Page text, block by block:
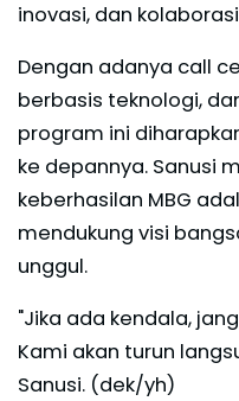
inovasi, dan
Dengan adanya call
berbasis teknologi,
program ini
ke depannya. Sanusi
keberhasilan MBG
mendukung visi
unggul.
"Jika ada kendala,
Kami akan turun
Sanusi. (dek/yh)